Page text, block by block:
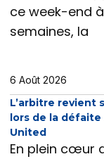
ce week-end
semaines, la
6 Août 2026
L’arbitre revient
lors de la
United
En plein cœur